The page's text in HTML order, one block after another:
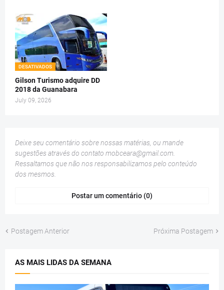
DESATIVADOS
Gilson Turismo adquire DD
2018 da Guanabara
July 09, 2026
Deixe seu comentário sobre nossas matérias, ou mande
sugestões através do contato mobceara@gmail.com
Ressaltamos que não nos responsabilizamos pelo conteúdo
dos mesmos.
Postar um comentário (0)
Postagem Anterior Próxima Postagem
AS MAIS LIDAS DA SEMANA